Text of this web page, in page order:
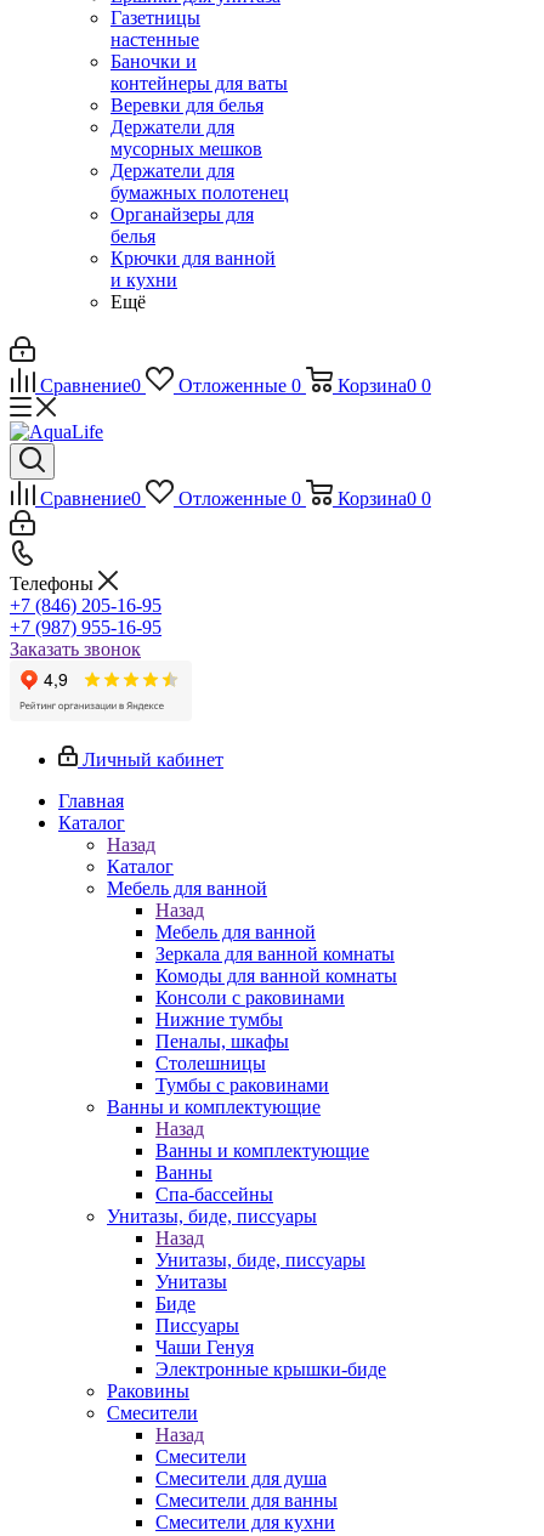
Газетницы
настенные
Баночки и
контейнеры для ваты
Веревки для белья
Держатели для
мусорных мешков
Держатели для
бумажных полотенец
Органайзеры для
белья
Крючки для ванной
и кухни
Ещё
Сравнение0 Отложенные 0 Корзина0 0
Сравнение0 Отложенные 0 Корзина0 0
Телефоны
+7 (846) 205-16-95
+7 (987) 955-16-95
Заказать звонок
Личный кабинет
Главная
Каталог
Назад
Каталог
Мебель для ванной
Назад
Мебель для ванной
Зеркала для ванной комнаты
Комоды для ванной комнаты
Консоли с раковинами
Нижние тумбы
Пеналы, шкафы
Столешницы
Тумбы с раковинами
Ванны и комплектующие
Назад
Ванны и комплектующие
Ванны
Спа-бассейны
Унитазы, биде, писсуары
Назад
Унитазы, биде, писсуары
Унитазы
Биде
Писсуары
Чаши Генуя
Электронные крышки-биде
Раковины
Смесители
Назад
Смесители
Смесители для душа
Смесители для ванны
Смесители для кухни